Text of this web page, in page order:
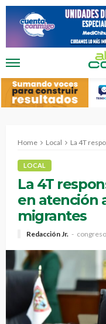
Home Local La 4T
LOCAL
La 4T
en atención
migrantes
Redacción Jr. congreso